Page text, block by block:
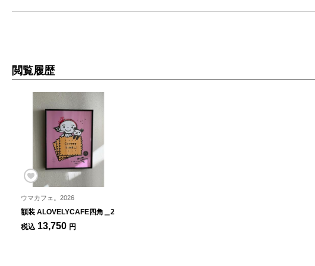
閲覧履歴
ウマカフェ。2026
額装 ALOVELYCAFE四角＿2
税込 13,750 円